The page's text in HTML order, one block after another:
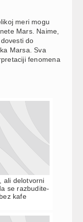
meri mogu
Mars. Naime,
do
Marsa. Sva
fenomena
ali delotvorni
se razbudite-
bez kafe